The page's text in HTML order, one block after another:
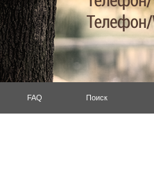
FAQ Поиск